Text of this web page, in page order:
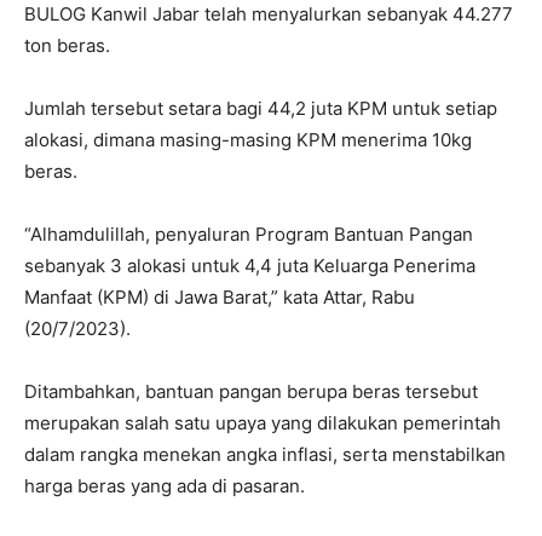
BULOG Kanwil Jabar telah menyalurkan sebanyak 44.277
ton beras.
Jumlah tersebut setara bagi 44,2 juta KPM untuk setiap
alokasi, dimana masing-masing KPM menerima 10kg
beras.
“Alhamdulillah, penyaluran Program Bantuan Pangan
sebanyak 3 alokasi untuk 4,4 juta Keluarga Penerima
Manfaat (KPM) di Jawa Barat,” kata Attar, Rabu
(20/7/2023).
Ditambahkan, bantuan pangan berupa beras tersebut
merupakan salah satu upaya yang dilakukan pemerintah
dalam rangka menekan angka inflasi, serta menstabilkan
harga beras yang ada di pasaran.